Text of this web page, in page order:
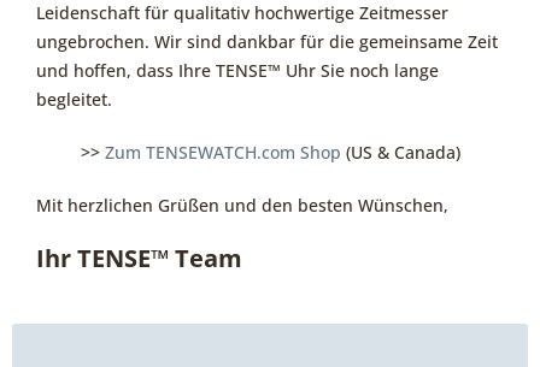
Leidenschaft für qualitativ hochwertige Zeitmesser
ungebrochen. Wir sind dankbar für die gemeinsame Zeit
und hoffen, dass Ihre TENSE™ Uhr Sie noch lange
begleitet.
>> Zum TENSEWATCH.com Shop (US & Canada)
Mit herzlichen Grüßen und den besten Wünschen,
Ihr TENSE™ Team